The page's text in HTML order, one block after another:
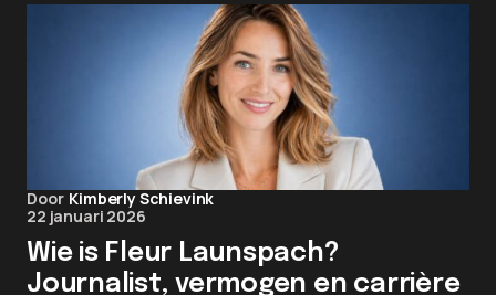
Door Kimberly Schievink
22 januari 2026
Wie is Fleur Launspach?
Journalist, vermogen en carrière